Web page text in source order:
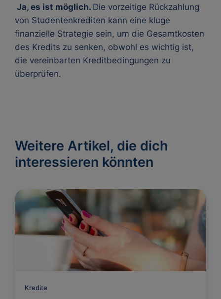
Ja, es ist möglich. Die vorzeitige Rückzahlung
von Studentenkrediten kann eine kluge
finanzielle Strategie sein, um die Gesamtkosten
des Kredits zu senken, obwohl es wichtig ist,
die vereinbarten Kreditbedingungen zu
überprüfen.
Weitere Artikel, die dich
interessieren könnten
Kredite